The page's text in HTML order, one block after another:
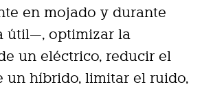
en mojado y durante
útil—, optimizar la
un eléctrico, reducir el
un híbrido, limitar el ruido,